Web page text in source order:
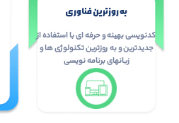
به روزترین فناوری
کدنویسی بهینه و حرفه ای با استفاده از
جدیدترین و به روزترین تکنولوژی ها و
زبانهای برنامه نویسی